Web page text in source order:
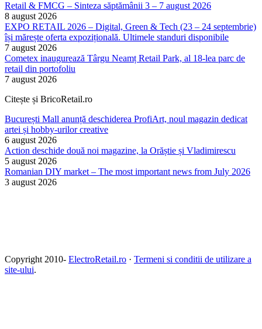
Retail & FMCG – Sinteza săptămânii 3 – 7 august 2026
8 august 2026
EXPO RETAIL 2026 – Digital, Green & Tech (23 – 24 septembrie)
își mărește oferta expozițională. Ultimele standuri disponibile
7 august 2026
Cometex inaugurează Târgu Neamț Retail Park, al 18-lea parc de
retail din portofoliu
7 august 2026
Citește și BricoRetail.ro
București Mall anunță deschiderea ProfiArt, noul magazin dedicat
artei și hobby-urilor creative
6 august 2026
Action deschide două noi magazine, la Orăștie și Vladimirescu
5 august 2026
Romanian DIY market – The most important news from July 2026
3 august 2026
Copyright 2010- ElectroRetail.ro · Termeni si conditii de utilizare a
site-ului.